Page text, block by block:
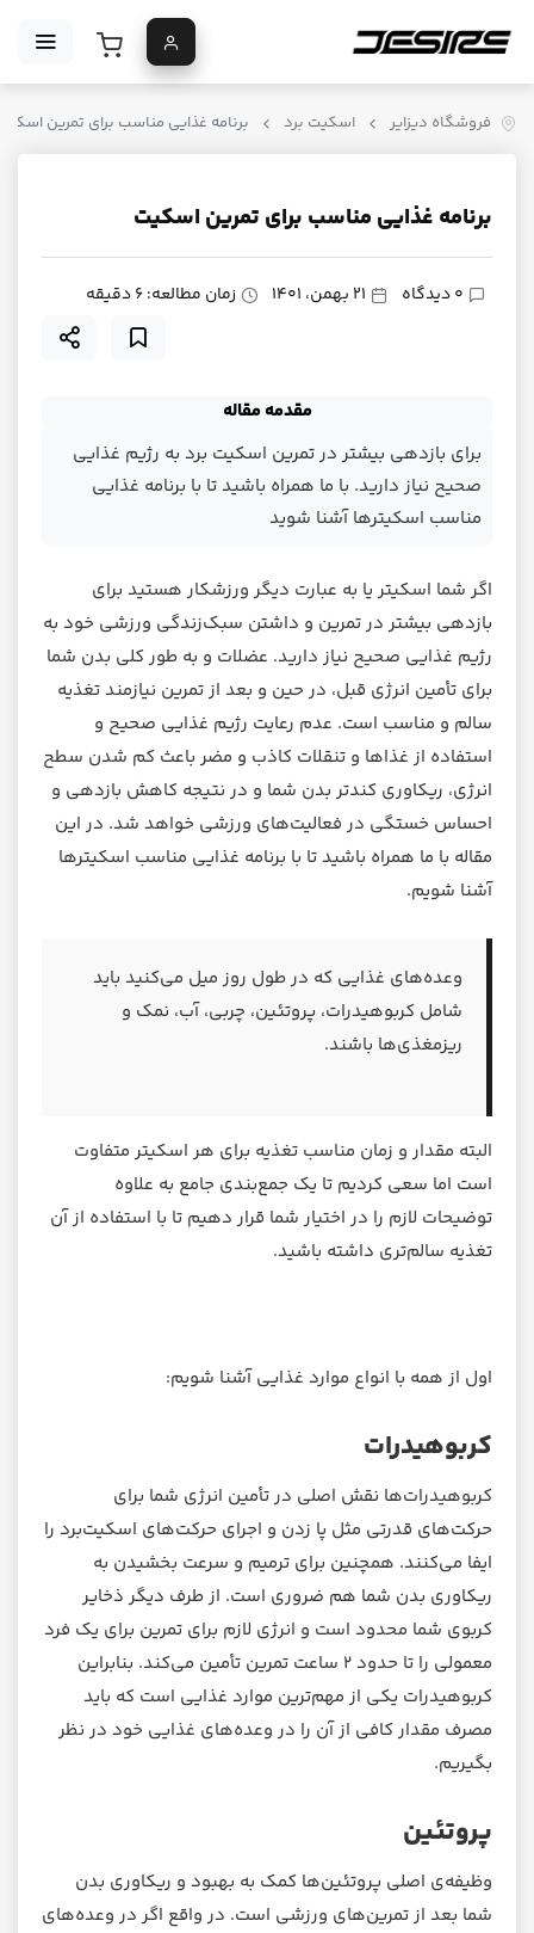
فروشگاه دیزایر اسکیت برد برنامه غذایی مناسب برای تمرین
برنامه غذایی مناسب برای تمرین اسکیت
0 دیدگاه 21 بهمن، 1401 زمان مطالعه: ۶ دقیقه
مقدمه مقاله
برای بازدهی بیشتر در تمرین اسکیت برد به رژیم غذایی
صحیح نیاز دارید. با ما همراه باشید تا با برنامه غذایی
مناسب اسکیترها آشنا شوید
اگر شما اسکیتر یا به عبارت دیگر ورزشکار هستید برای
بازدهی بیشتر در تمرین و داشتن سبک‌زندگی ورزشی خود به
رژیم غذایی صحیح نیاز دارید. عضلات و به طور کلی بدن شما
برای تأمین انرژی قبل، در حین و بعد از تمرین نیازمند تغذیه
سالم و مناسب است. عدم رعایت رژیم غذایی صحیح و
استفاده از غذاها و تنقلات کاذب و مضر باعث کم شدن سطح
انرژی، ریکاوری کندتر بدن شما و در نتیجه کاهش بازدهی و
احساس خستگی در فعالیت‌های ورزشی خواهد شد. در این
مقاله با ما همراه باشید تا با برنامه غذایی مناسب اسکیترها
آشنا شویم.
وعده‌های غذایی که در طول روز میل می‌کنید باید
شامل کربوهیدرات، پروتئین، چربی، آب، نمک و
ریزمغذی‌ها باشند.
البته مقدار و زمان مناسب تغذیه برای هر اسکیتر متفاوت
است اما سعی کردیم تا یک جمع‌بندی جامع به علاوه
توضیحات لازم را در اختیار شما قرار دهیم تا با استفاده از آن
تغذیه سالم‌تری داشته باشید.
اول از همه با انواع موارد غذایی آشنا شویم:
کربوهیدرات
کربوهیدرات‌ها نقش اصلی در تأمین انرژی شما برای
حرکت‌های قدرتی مثل پا زدن و اجرای حرکت‌های اسکیت‌برد را
ایفا می‌کنند. همچنین برای ترمیم و سرعت بخشیدن به
ریکاوری بدن شما هم ضروری است. از طرف دیگر ذخایر
کربوی شما محدود است و انرژی لازم برای تمرین برای یک فرد
معمولی را تا حدود ۲ ساعت تمرین تأمین می‌کند. بنابراین
کربوهیدرات‌ یکی از مهم‌ترین موارد غذایی است که باید
مصرف مقدار کافی از آن را در وعده‌های غذایی خود در نظر
بگیریم.
پروتئین
وظیفه‌ی اصلی پروتئین‌ها کمک به بهبود و ریکاوری بدن
شما بعد از تمرین‌های ورزشی است. در واقع اگر در وعده‌های